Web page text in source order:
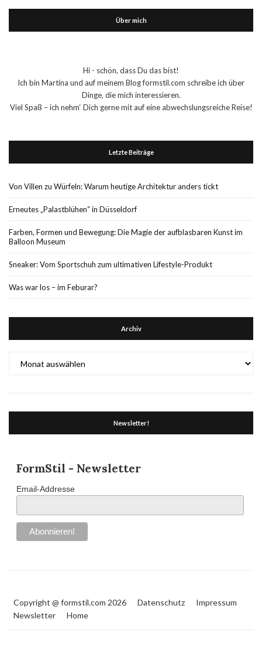
Über mich
Hi - schön, dass Du das bist!
Ich bin Martina und auf meinem Blog formstil.com schreibe ich über
Dinge, die mich interessieren.
Viel Spaß – ich nehm‘ Dich gerne mit auf eine abwechslungsreiche Reise!
Letzte Beiträge
Von Villen zu Würfeln: Warum heutige Architektur anders tickt
Erneutes „Palastblühen“ in Düsseldorf
Farben, Formen und Bewegung: Die Magie der aufblasbaren Kunst im
Balloon Museum
Sneaker: Vom Sportschuh zum ultimativen Lifestyle-Produkt
Was war los – im Feburar?
Archiv
Newsletter!
FormStil - Newsletter
Email-Addresse
Copyright @ formstil.com 2026 Datenschutz
Impressum
Newsletter
Home